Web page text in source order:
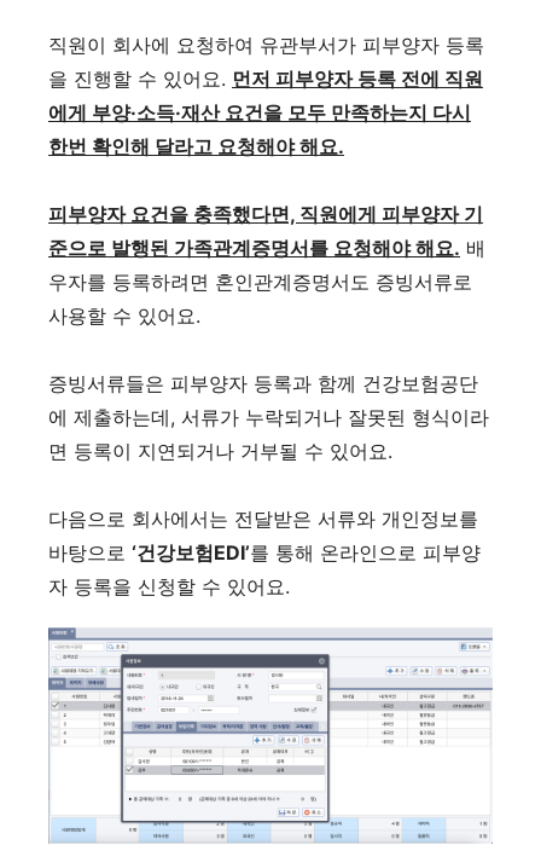
직원이 회사에 요청하여 유관부서가 피부양자 등록
을 진행할 수 있어요. 먼저 피부양자 등록 전에 직원
에게 부양·소득·재산 요건을 모두 만족하는지 다시
한번 확인해 달라고 요청해야 해요.
피부양자 요건을 충족했다면, 직원에게 피부양자 기
준으로 발행된 가족관계증명서를 요청해야 해요. 배
우자를 등록하려면 혼인관계증명서도 증빙서류로
사용할 수 있어요.
증빙서류들은 피부양자 등록과 함께 건강보험공단
에 제출하는데, 서류가 누락되거나 잘못된 형식이라
면 등록이 지연되거나 거부될 수 있어요.
다음으로 회사에서는 전달받은 서류와 개인정보를
바탕으로 ‘건강보험EDI’를 통해 온라인으로 피부양
자 등록을 신청할 수 있어요.